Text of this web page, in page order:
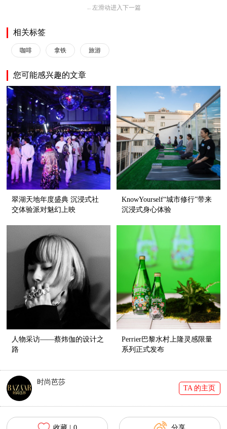
← 左滑动进入下一篇
相关标签
咖啡 拿铁 旅游
您可能感兴趣的文章
翠湖天地年度盛典 沉浸式社
交体验派对魅幻上映
KnowYourself“城市修行”带来
沉浸式身心体验
人物采访——蔡炜伽的设计之
路
Perrier巴黎水村上隆灵感限量
系列正式发布
时尚芭莎
TA 的主页